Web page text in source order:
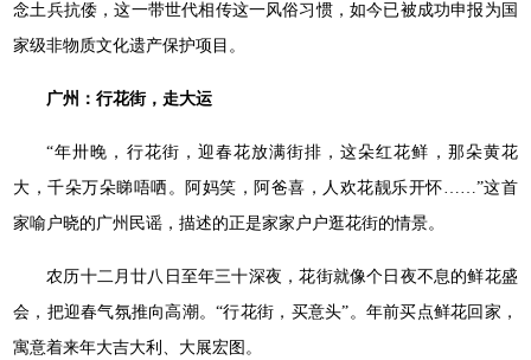
念土兵抗倭，这一带世代相传这一风俗习惯，如今已被成功申报为国
家级非物质文化遗产保护项目。
广州：行花街，走大运
“年卅晚，行花街，迎春花放满街排，这朵红花鲜，那朵黄花
大，千朵万朵睇唔哂。阿妈笑，阿爸喜，人欢花靓乐开怀……”这首
家喻户晓的广州民谣，描述的正是家家户户逛花街的情景。
农历十二月廿八日至年三十深夜，花街就像个日夜不息的鲜花盛
会，把迎春气氛推向高潮。“行花街，买意头”。年前买点鲜花回家，
寓意着来年大吉大利、大展宏图。